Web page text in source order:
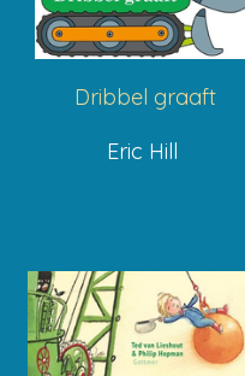
Dribbel graaft
Eric Hill